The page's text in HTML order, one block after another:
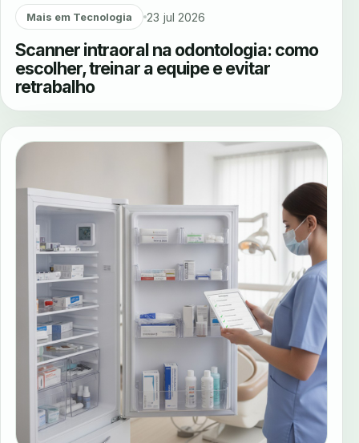
Mais em Tecnologia 23 jul 2026
Scanner intraoral na odontologia: como
escolher, treinar a equipe e evitar
retrabalho